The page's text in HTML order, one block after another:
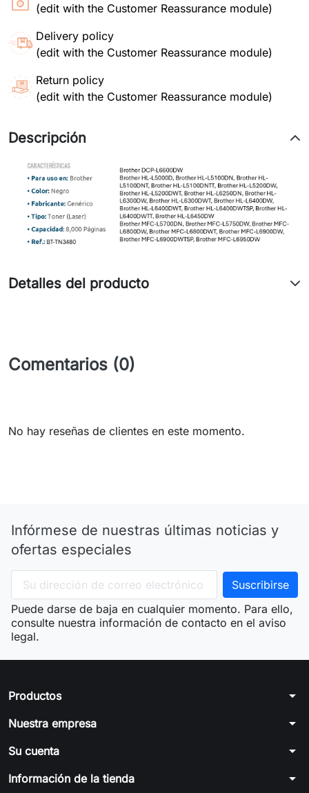
(edit with the Customer Reassurance module)
Delivery policy
(edit with the Customer Reassurance module)
Return policy
(edit with the Customer Reassurance module)
Descripción
Detalles del producto
Comentarios (0)
No hay reseñas de clientes en este momento.
Infórmese de nuestras últimas noticias y
ofertas especiales
Puede darse de baja en cualquier momento. Para ello,
consulte nuestra información de contacto en el aviso
legal.
Productos arrow_drop_down
Nuestra empresa arrow_drop_down
Su cuenta arrow_drop_down
Información de la tienda arrow_drop_down